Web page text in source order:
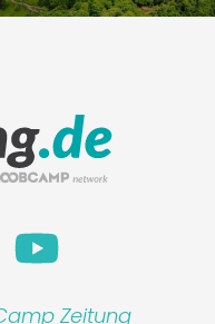
Zeitung